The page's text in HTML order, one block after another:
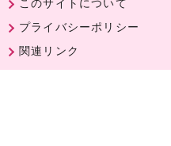
このサイトについて
プライバシーポリシー
関連リンク